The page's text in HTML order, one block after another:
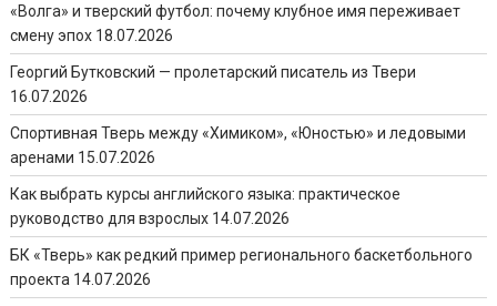
«Волга» и тверский футбол: почему клубное имя переживает
смену эпох 18.07.2026
Георгий Бутковский — пролетарский писатель из Твери
16.07.2026
Спортивная Тверь между «Химиком», «Юностью» и ледовыми
аренами 15.07.2026
Как выбрать курсы английского языка: практическое
руководство для взрослых 14.07.2026
БК «Тверь» как редкий пример регионального баскетбольного
проекта 14.07.2026